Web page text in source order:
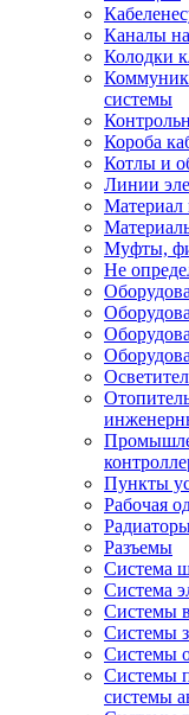
Каналы
Колодки
системы
Короба
Котлы и
Линии
Муфты,
Не
Пункты
Рабочая
Разъемы
Система
Система
Системы
Системы
Системы
Системы
системы